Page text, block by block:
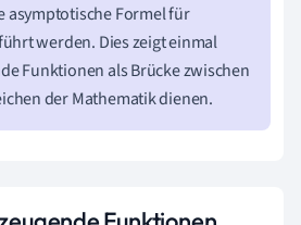
asymptotische Formel für
werden. Dies zeigt einmal
Funktionen als Brücke zwischen
der Mathematik dienen.